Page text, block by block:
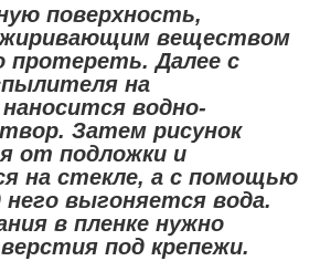
поверхность,
веществом
Далее с
на
водно-
Затем рисунок
от подложки и
на стекле, а с помощью
него выгоняется вода.
в пленке нужно
под крепежи.